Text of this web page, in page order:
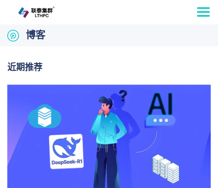
博客
近期推荐